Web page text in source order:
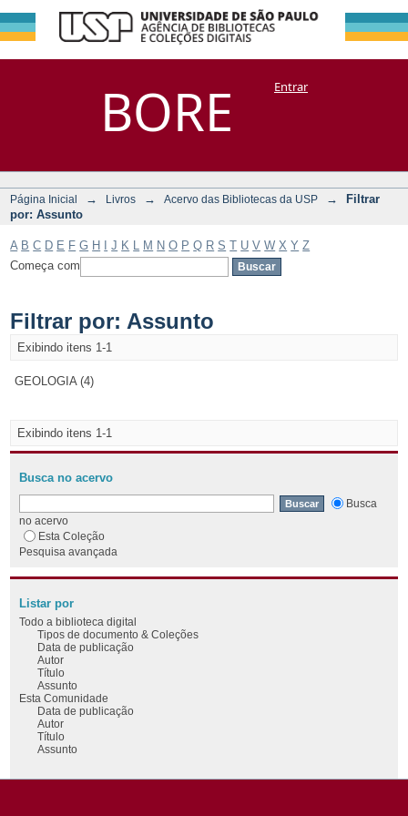
BORE
Filtrar por:
Assunto
DSpace/Manakin + CoriscoEntrar
Página Inicial → Livros → Acervo das Bibliotecas da USP →
Filtrar
por: Assunto
A B C D E F G H J K M N O P Q R S T U V W X Y Z
Começa com
Filtrar por: Assunto
Exibindo itens 1-1
GEOLOGIA (4)
Exibindo itens 1-1
Busca no acervo
Busca
no acervo
Esta Coleção
Pesquisa avançada
Listar por
Todo a biblioteca digital
Tipos de documento & Coleções
Data de publicação
Autor
Título
Assunto
Esta Comunidade
Data de publicação
Autor
Título
Assunto